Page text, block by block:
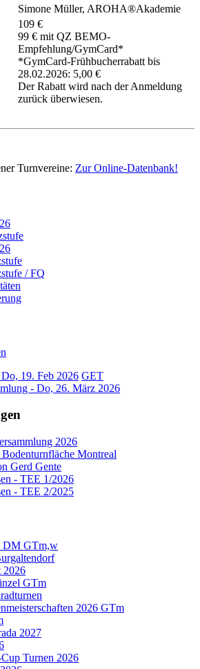
Simone Müller, AROHA®Akademie
109 €
99 € mit QZ BEMO-
Empfehlung/GymCard*
*GymCard-Frühbucherrabatt bis
28.02.2026: 5,00 €
Der Rabatt wird nach der Anmeldung
zurück überwiesen.
Turnvereine: Zur Online-Datenbank!
/ FQ
19. Feb 2026 GET
- Do, 26. März 2026
2026
Bodenturnfläche Montreal
Gerd Gente
- TEE 1/2026
- TEE 2/2025
DM GTm,w
2026
GTm
2026 GTm
2027
Turnen 2026